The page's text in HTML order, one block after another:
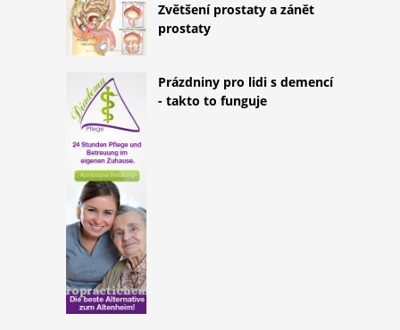
Zvětšení prostaty a zánět
prostaty
Prázdniny pro lidi s demencí
- takto to funguje